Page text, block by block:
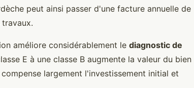
peut ainsi passer d'une facture annuelle de
améliore considérablement le diagnostic de
E à une classe B augmente la valeur du bien
largement l'investissement initial et